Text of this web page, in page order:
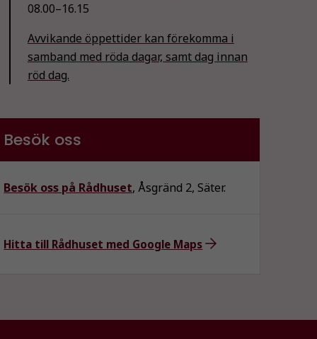
08.00–16.15
Avvikande öppettider kan förekomma i
samband med röda dagar, samt dag innan
röd dag.
Besök oss
Besök oss på Rådhuset, Åsgränd 2, Säter.
Hitta till Rådhuset med Google Maps